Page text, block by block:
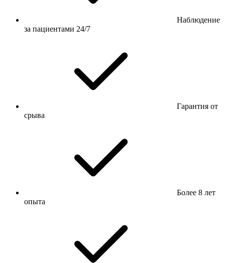
Наблюдение
за пациентами 24/7
Гарантия от
срыва
Более 8 лет
опыта